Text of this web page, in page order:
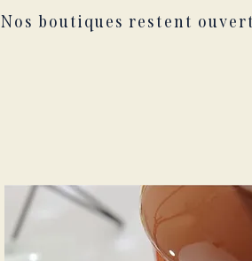
Nos boutiques restent